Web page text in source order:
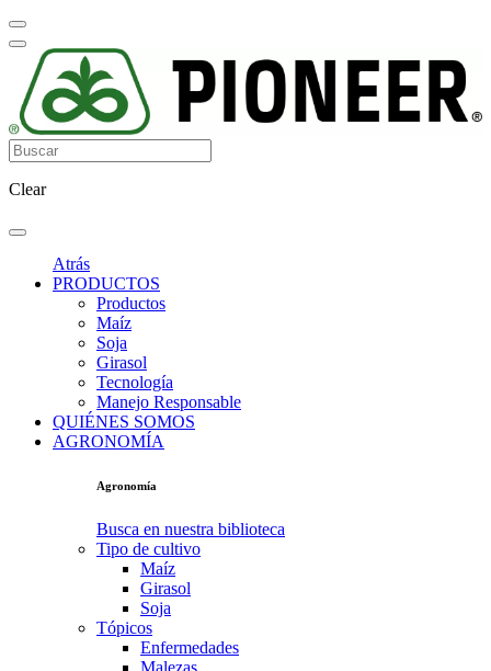
Clear
Atrás
PRODUCTOS
Productos
Maíz
Soja
Girasol
Tecnología
Manejo Responsable
QUIÉNES SOMOS
AGRONOMÍA
Agronomía
Busca en nuestra biblioteca
Tipo de cultivo
Maíz
Girasol
Soja
Tópicos
Enfermedades
Malezas